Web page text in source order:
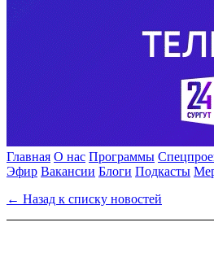
Главная О нас Программы
Эфир Вакансии Блоги Подкасты
← Назад к списку новостей